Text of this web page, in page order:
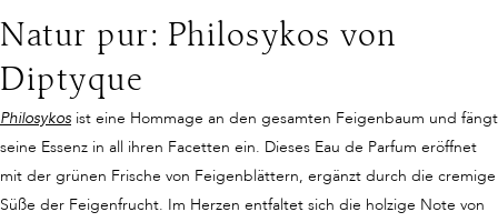
Natur pur: Philosykos von
Diptyque
Philosykos ist eine Hommage an den gesamten Feigenbaum und fängt
seine Essenz in all ihren Facetten ein. Dieses Eau de Parfum eröffnet
mit der grünen Frische von Feigenblättern, ergänzt durch die cremige
Süße der Feigenfrucht. Im Herzen entfaltet sich die holzige Note von